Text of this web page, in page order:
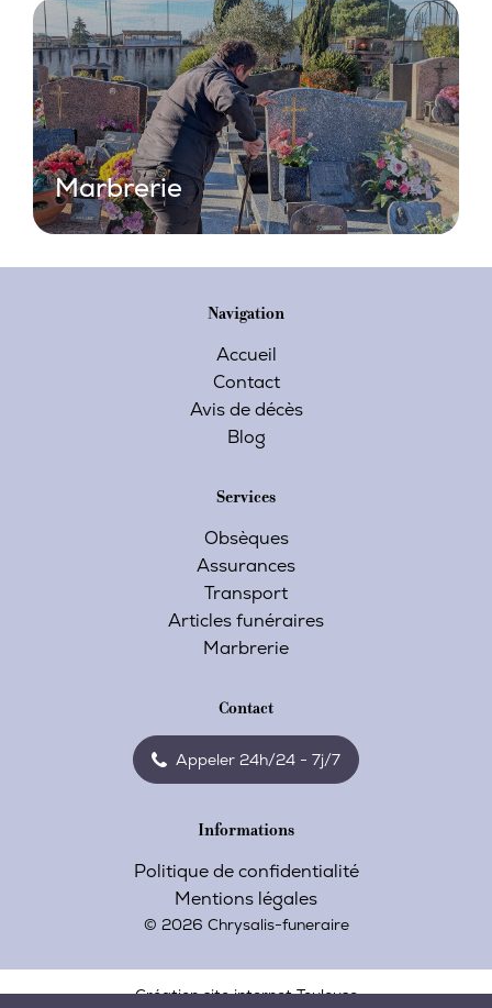
Marbrerie
Navigation
Accueil
Contact
Avis de décès
Blog
Services
Obsèques
Assurances
Transport
Articles funéraires
Marbrerie
Contact
Appeler 24h/24 - 7j/7
Informations
Politique de confidentialité
Mentions légales
© 2026 Chrysalis-funeraire
Création site internet Toulouse